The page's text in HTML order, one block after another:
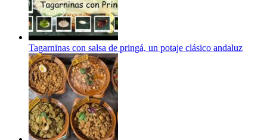
Tagarninas con salsa de pringá, un potaje clásico andaluz